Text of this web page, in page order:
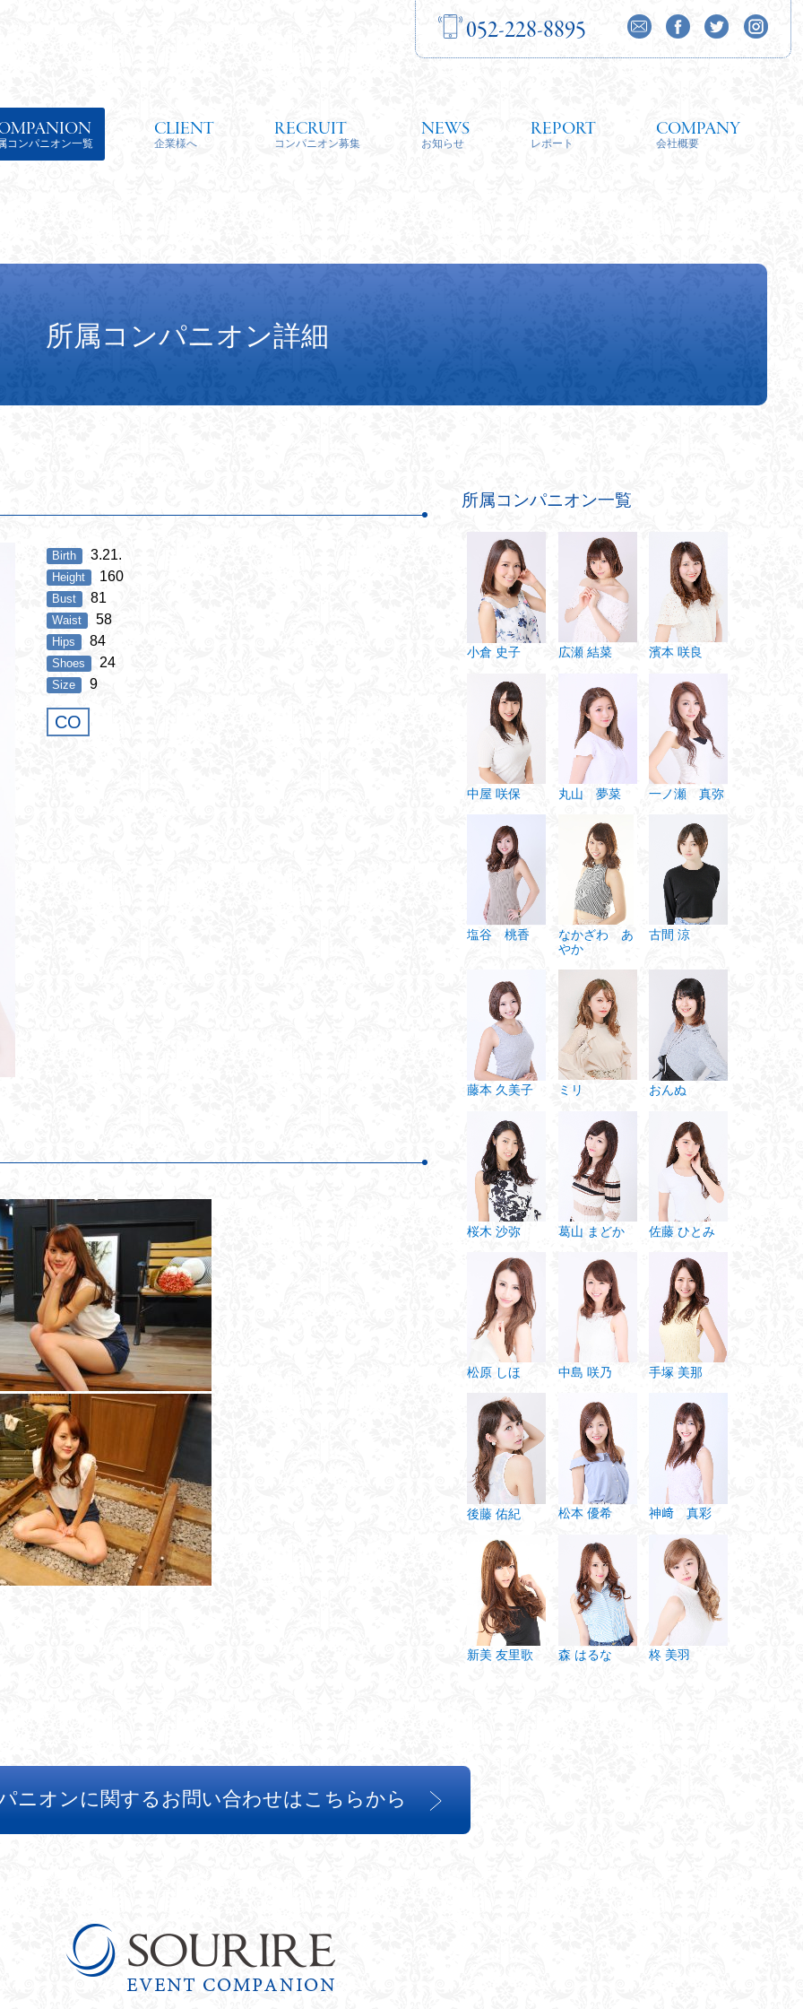
コンパニオン一覧
CLIENT
企業様へ
RECRUIT
コンパニオン募集
NEWS
お知らせ
REPORT
レポート
COMPANY
会社概要
052-228-8895
所属コンパニオン詳細
Birth 3.21.
Height 160
Bust 81
Waist 58
Hips 84
Shoes 24
Size 9
CO
所属コンパニオン一覧
小倉 史子 広瀬 結菜 濱本 咲良
中屋 咲保 丸山 夢菜 一ノ瀬 真弥
塩谷 桃香
なかざわ あ
やか
古間 涼
藤本 久美子 ミリ おんぬ
桜木 沙弥 葛山 まどか 佐藤 ひとみ
松原 しほ 中島 咲乃 手塚 美那
後藤 佑紀 松本 優希 神﨑 真彩
新美 友里歌 森 はるな 柊 美羽
ニオンに関するお問い合わせはこちらから